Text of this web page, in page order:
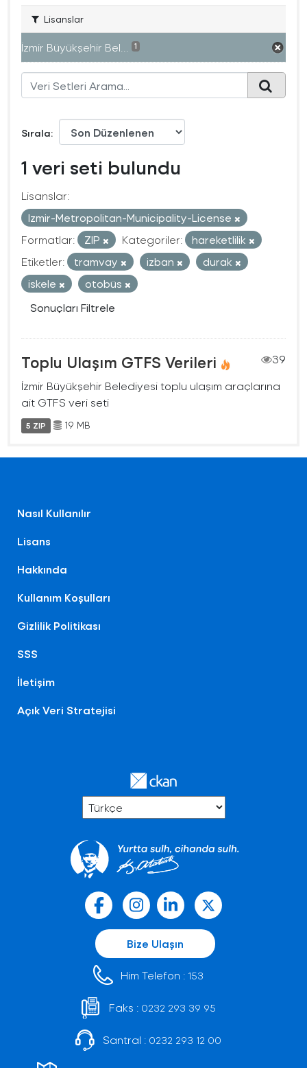
Lisanslar
İzmir Büyükşehir Bel... 1
Sırala
1 veri seti bulundu
Lisanslar:
Izmir-Metropolitan-Municipality-License
Formatlar:
ZIP Kategoriler:
hareketlilik
Etiketler:
tramvay izban
durak
iskele
otobüs
Sonuçları Filtrele
Toplu Ulaşım GTFS Verileri
39
İzmir Büyükşehir Belediyesi toplu ulaşım araçlarına
ait GTFS veri seti
5 ZIP 19 MB
Nasıl Kullanılır
Lisans
Hakkında
Kullanım Koşulları
Gizlilik Politikası
SSS
İletişim
Açık Veri Stratejisi
Bize Ulaşın
Him Telefon : 153
Faks : 0232 293 39 95
Santral : 0232 293 12 00